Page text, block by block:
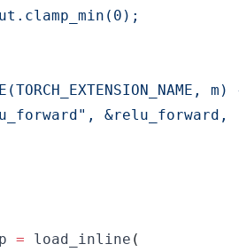
= load_inline (